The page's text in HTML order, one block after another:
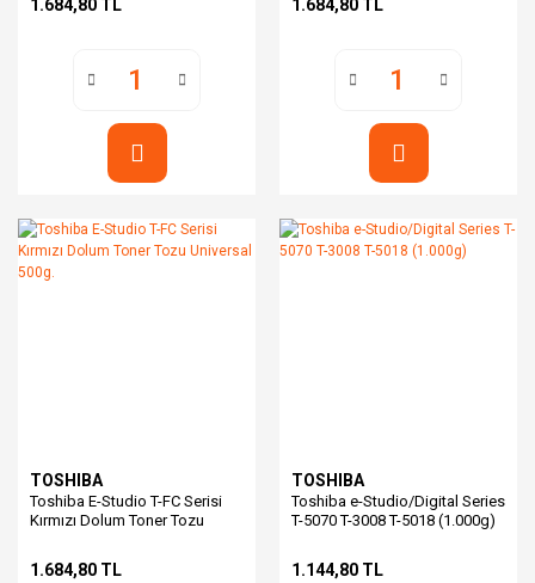
1.684,80 TL 1.684,80 TL
TOSHIBA
Toshiba E-Studio T-FC Serisi
Kırmızı Dolum Toner Tozu
1.684,80 TL
TOSHIBA
Toshiba e-Studio/Digital Series
T-5070 T-3008 T-5018 (1.000g)
1.144,80 TL